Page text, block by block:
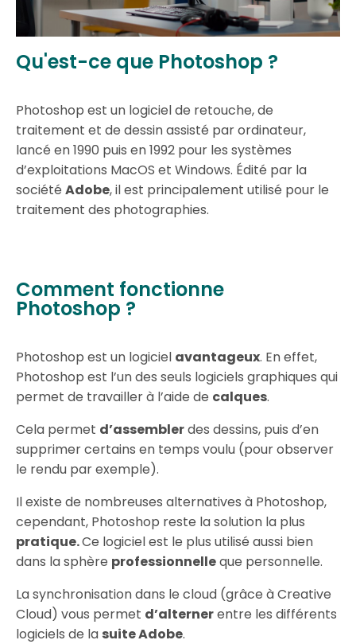
Qu'est-ce que Photoshop ?
Photoshop est un logiciel de retouche, de
traitement et de dessin assisté par ordinateur,
lancé en 1990 puis en 1992 pour les systèmes
d’exploitations MacOS et Windows. Édité par la
société Adobe, il est principalement utilisé pour le
traitement des photographies.
Comment fonctionne
Photoshop ?
Photoshop est un logiciel avantageux. En effet,
Photoshop est l’un des seuls logiciels graphiques qui
permet de travailler à l’aide de calques.
Cela permet d’assemblerdes dessins, puis d’en
supprimer certains en temps voulu (pour observer
le rendu par exemple).
Il existe de nombreuses alternatives à Photoshop,
cependant, Photoshop reste la solution la plus
pratique.Ce logiciel est le plus utilisé aussi bien
dans la sphère professionnelleque personnelle.
La synchronisation dans le cloud (grâce à Creative
Cloud) vous permet d’alternerentre les différents
logiciels de la suite Adobe.